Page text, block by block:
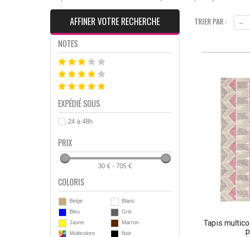
AFFINER VOTRE RECHERCHE
NOTES
EXPÉDIÉ SOUS
24 à 48h
PRIX
30 € - 705 €
COLORIS
Beige
Blanc
Bleu
Gris
Jaune
Marron
Multicolore
Noir
TRIER PAR : --
Tapis